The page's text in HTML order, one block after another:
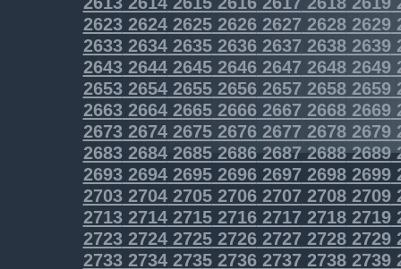
26232624262526262627 26282629
26332634263526362637 26382639
26432644264526462647 26482649
26532654265526562657 26582659
26632664266526662667 26682669
26732674267526762677 26782679
2683268426852686268726882689
2693269426952696269726982699
2703270427052706270727082709
2713271427152716271727182719
2723272427252726272727282729
2733273427352736273727382739